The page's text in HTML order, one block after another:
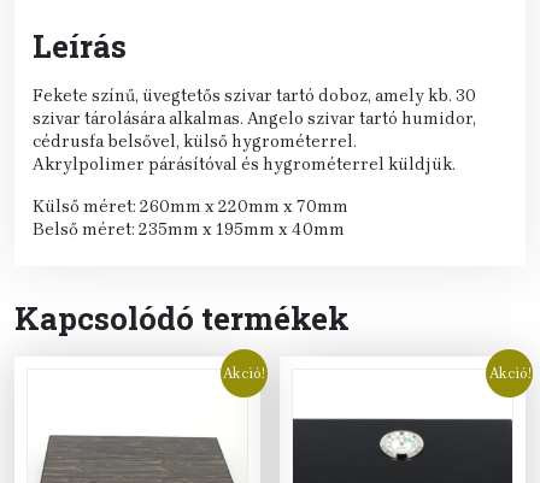
Leírás
Fekete színű, üvegtetős szivar tartó doboz, amely kb. 30
szivar tárolására alkalmas. Angelo szivar tartó humidor,
cédrusfa belsővel, külső hygrométerrel.
Akrylpolimer párásítóval és hygrométerrel küldjük.
Külső méret: 260mm x 220mm x 70mm
Belső méret: 235mm x 195mm x 40mm
Kapcsolódó termékek
Akció! Akció!